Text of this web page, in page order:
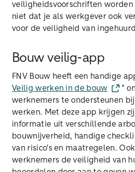
veiligheidsvoorschriften
niet dat je als werkgever ook
voor de veiligheid van
Bouw veilig-app
FNV Bouw heeft een handige
Veilig werken in de bouw
"
werknemers te ondersteunen
werken. Met deze app krijgen
informatie uit verschillende
bouwnijverheid, handige
van risico's en maatregelen.
werknemers de veiligheid van